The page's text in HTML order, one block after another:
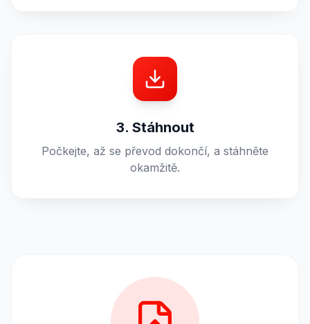
3. Stáhnout
Počkejte, až se převod dokončí, a stáhněte
okamžitě.